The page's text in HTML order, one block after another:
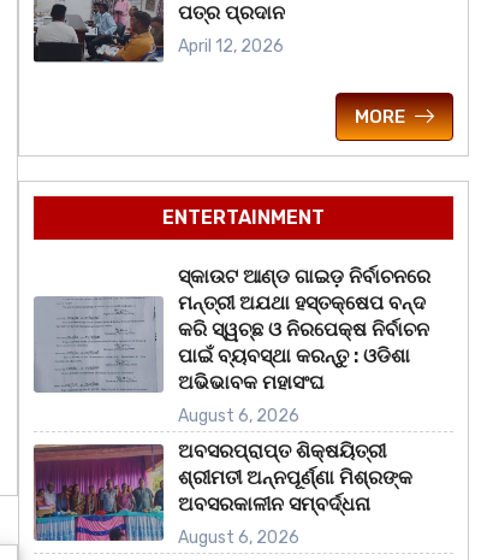
ପତ୍ର ପ୍ରଦାନ
April 12, 2026
MORE
ENTERTAINMENT
ସ୍କାଉଟ ଆଣ୍ଡ ଗାଇଡ଼ ନିର୍ବାଚନରେ
ମନ୍ତ୍ରୀ ଅଯଥା ହସ୍ତକ୍ଷେପ ବନ୍ଦ
କରି ସ୍ୱଚ୍ଛ ଓ ନିରପେକ୍ଷ ନିର୍ବାଚନ
ପାଇଁ ବ୍ୟବସ୍ଥା କରନ୍ତୁ : ଓଡିଶା
ଅଭିଭାବକ ମହାସଂଘ
August 6, 2026
ଅବସରପ୍ରାପ୍ତ ଶିକ୍ଷୟିତ୍ରୀ
ଶ୍ରୀମତୀ ଅନ୍ନପୂର୍ଣ୍ଣା ମିଶ୍ରଙ୍କ
ଅବସରକାଳୀନ ସମ୍ବର୍ଦ୍ଧନା
August 6, 2026